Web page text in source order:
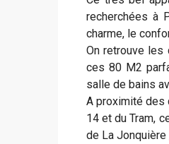
recherchées à
charme, le
On retrouve les
ces 80 M2
salle de bains
A proximité des
14 et du Tram,
de La Jonquière